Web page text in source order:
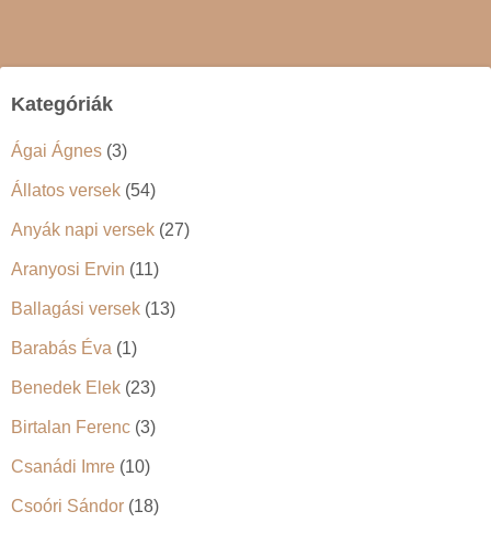
Kategóriák
Ágai Ágnes (3)
Állatos versek (54)
Anyák napi versek (27)
Aranyosi Ervin (11)
Ballagási versek (13)
Barabás Éva (1)
Benedek Elek (23)
Birtalan Ferenc (3)
Csanádi Imre (10)
Csoóri Sándor (18)